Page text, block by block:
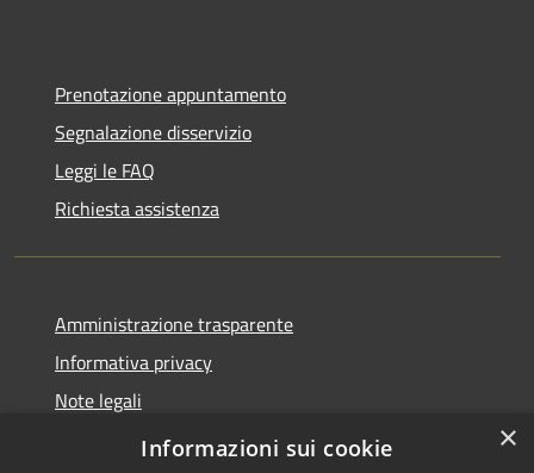
Prenotazione appuntamento
Segnalazione disservizio
Leggi le FAQ
Richiesta assistenza
Amministrazione trasparente
Informativa privacy
Note legali
Dichiarazione di accessibilità
×
Informazioni sui cookie